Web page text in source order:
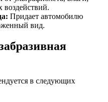
воздействий.
Придает автомобилю
вид.
в следующих